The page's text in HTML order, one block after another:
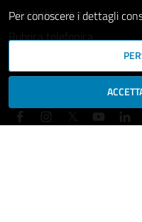
Whistleblowing
Rubrica telefonica
SEGUICI SU
Per conoscere i dettagli